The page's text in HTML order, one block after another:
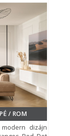
/ ROM
dizájn